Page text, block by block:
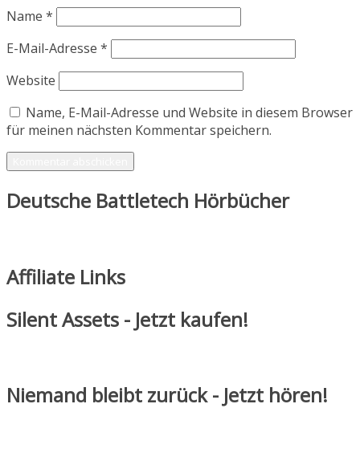
Name *
E-Mail-Adresse *
Website
Name, E-Mail-Adresse und Website in diesem Browser
für meinen nächsten Kommentar speichern.
Deutsche Battletech Hörbücher
Affiliate Links
Silent Assets - Jetzt kaufen!
Niemand bleibt zurück - Jetzt hören!